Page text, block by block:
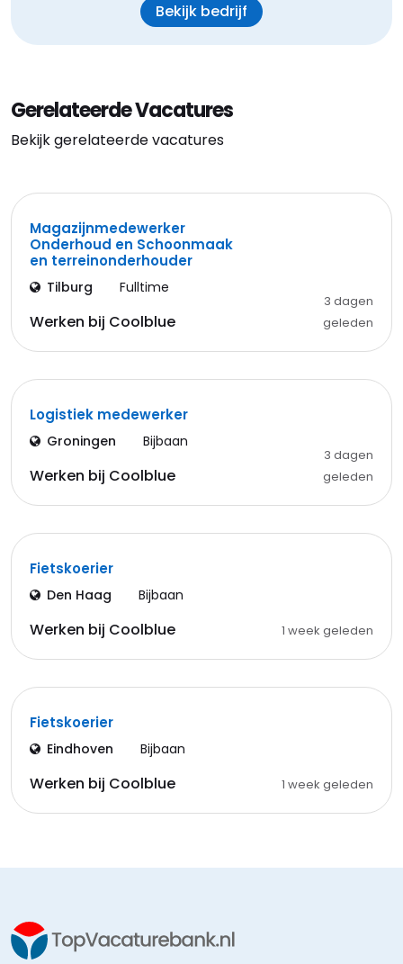
Bekijk bedrijf
Gerelateerde Vacatures
Bekijk gerelateerde vacatures
Magazijnmedewerker
Onderhoud en Schoonmaak
en terreinonderhouder
Tilburg Fulltime
Werken bij Coolblue
3 dagen
geleden
Logistiek medewerker
Groningen Bijbaan
Werken bij Coolblue
3 dagen
geleden
Fietskoerier
Den Haag Bijbaan
Werken bij Coolblue 1 week geleden
Fietskoerier
Eindhoven Bijbaan
Werken bij Coolblue 1 week geleden